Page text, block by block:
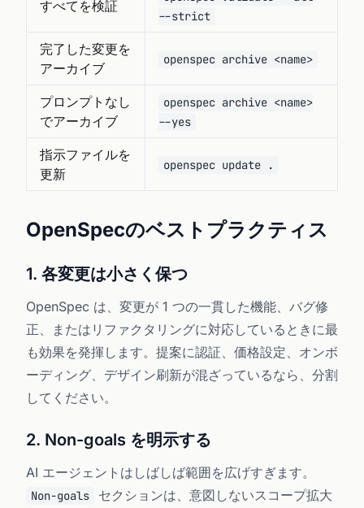
すべてを検証
--strict
完了した変更を
アーカイブ
openspec archive <name>
プロンプトなし
でアーカイブ
openspec archive <name>
--yes
指示ファイルを
更新
openspec update .
OpenSpecのベストプラクティス
1. 各変更は小さく保つ
OpenSpec は、変更が 1 つの一貫した機能、バグ修
正、またはリファクタリングに対応しているときに最
も効果を発揮します。提案に認証、価格設定、オンボ
ーディング、デザイン刷新が混ざっているなら、分割
してください。
2. Non-goals を明示する
AI エージェントはしばしば範囲を広げすぎます。
Non-goals
セクションは、意図しないスコープ拡大